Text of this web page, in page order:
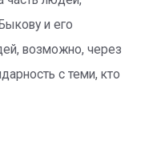
и его
возможно, через
с теми, кто